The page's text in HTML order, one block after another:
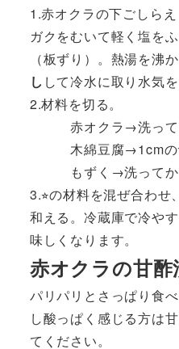
1.赤オクラの下ごしらえ
ガクをむいて軽く塩を
（板ずり）。熱湯を沸
し して冷水に取り水気を
2.材料を切る。
赤オクラ→洗ってか
木綿豆腐→1cmのサ
もずく→洗ってから
3.⭐︎の材料を混ぜ合わ
和える。冷蔵庫で冷や
味しくなります。
赤オクラの甘酢
パリパリとさっぱり食
し酸っぱく感じる方は
てください。